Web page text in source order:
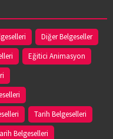
Diğer Belgeseller
Eğitici Animasyon
Tarih Belgeselleri
Belgeselleri